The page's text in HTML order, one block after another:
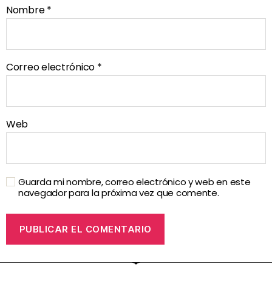
Nombre*
Correo electrónico *
Web
Guarda mi nombre, correo electrónico y web en este
navegador para la próxima vez que comente.